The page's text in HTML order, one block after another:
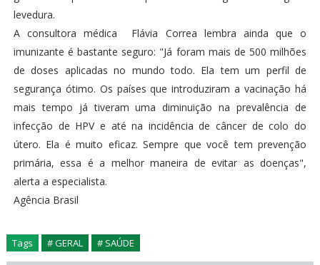
levedura.
A consultora médica Flávia Correa lembra ainda que o
imunizante é bastante seguro: "Já foram mais de 500 milhões
de doses aplicadas no mundo todo. Ela tem um perfil de
segurança ótimo. Os países que introduziram a vacinação há
mais tempo já tiveram uma diminuição na prevalência de
infecção de HPV e até na incidência de câncer de colo do
útero. Ela é muito eficaz. Sempre que você tem prevenção
primária, essa é a melhor maneira de evitar as doenças",
alerta a especialista.
Agência Brasil
Tags # GERAL # SAÚDE